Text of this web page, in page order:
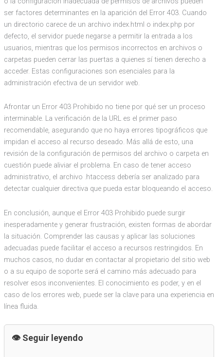
ser factores determinantes en la aparición del Error 403. Cuando
un directorio carece de un archivo index.html o index.php por
defecto, el servidor puede negarse a permitir la entrada a los
usuarios, mientras que los permisos incorrectos en archivos o
carpetas pueden cerrar las puertas a quienes sí tienen derecho a
acceder. Estas configuraciones son esenciales para la
administración efectiva de un servidor web.
Afrontar un Error 403 Prohibido no tiene por qué ser un proceso
interminable. La verificación de la URL es el primer paso
recomendable, asegurando que no haya errores tipográficos que
impidan el acceso al recurso deseado. Más allá de esto, una
revisión de la configuración de permisos del archivo o carpeta en
cuestión puede aliviar el problema. En caso de tener acceso
administrativo, el archivo .htaccess debería ser analizado para
detectar cualquier directiva que pueda estar bloqueando el acceso.
En conclusión, aunque el Error 403 Prohibido puede surgir
inesperadamente y generar frustración, existen formas de abordar
la situación. Comprender las causas y aplicar las soluciones
adecuadas puede facilitar el acceso a recursos restringidos. En
muchos casos, no dudar en contactar al propietario del sitio web
o a su equipo de soporte será el camino más adecuado para
resolver esos inconvenientes. El conocimiento es poder, y en el
caso de los errores web, puede ser la clave para una experiencia en
línea fluida.
Seguir leyendo